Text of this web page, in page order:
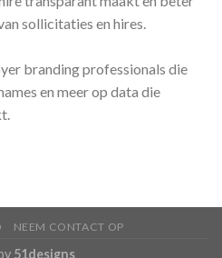
sollicitaties en hires.
branding professionals die
en meer op data die
NEEM CONTACT OP
51designs